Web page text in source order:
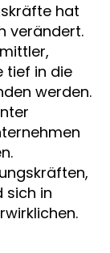
hat
verändert.
tief in die
werden.
sich in